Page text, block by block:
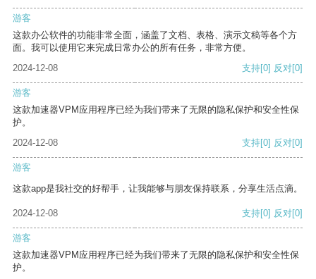
游客
这款办公软件的功能非常全面，涵盖了文档、表格、演示文稿等各个方
面。我可以使用它来完成日常办公的所有任务，非常方便。
2024-12-08
支持[0] 反对[0]
游客
这款加速器VPM应用程序已经为我们带来了无限的隐私保护和安全性保
护。
2024-12-08
支持[0] 反对[0]
游客
这款app是我社交的好帮手，让我能够与朋友保持联系，分享生活点滴。
2024-12-08 支持[0] 反对[0]
游客
这款加速器VPM应用程序已经为我们带来了无限的隐私保护和安全性保
护。